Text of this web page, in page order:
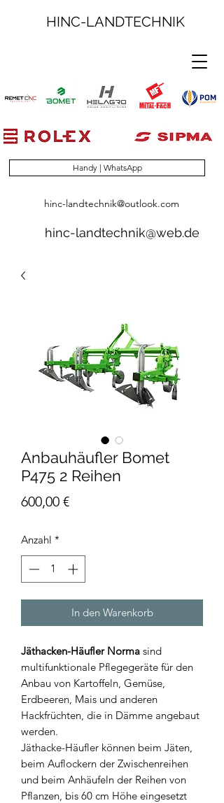
HINC-LANDTECHNIK
Handy | WhatsApp
hinc-landtechnik@outlook.com
hinc-landtechnik@web.de
Anbauhäufler Bomet
P475 2 Reihen
600,00 €Preis
Anzahl *
In den Warenkorb
Jäthacken-Häufler Norma sind
multifunktionale Pflegegeräte für den
Anbau von Kartoffeln, Gemüse,
Erdbeeren, Mais und anderen
Hackfrüchten, die in Dämme angebaut
werden.
Jäthacke-Häufler können beim Jäten,
beim Auflockern der Zwischenreihen
und beim Anhäufeln der Reihen von
Pflanzen, bis 60 cm Höhe eingesetzt